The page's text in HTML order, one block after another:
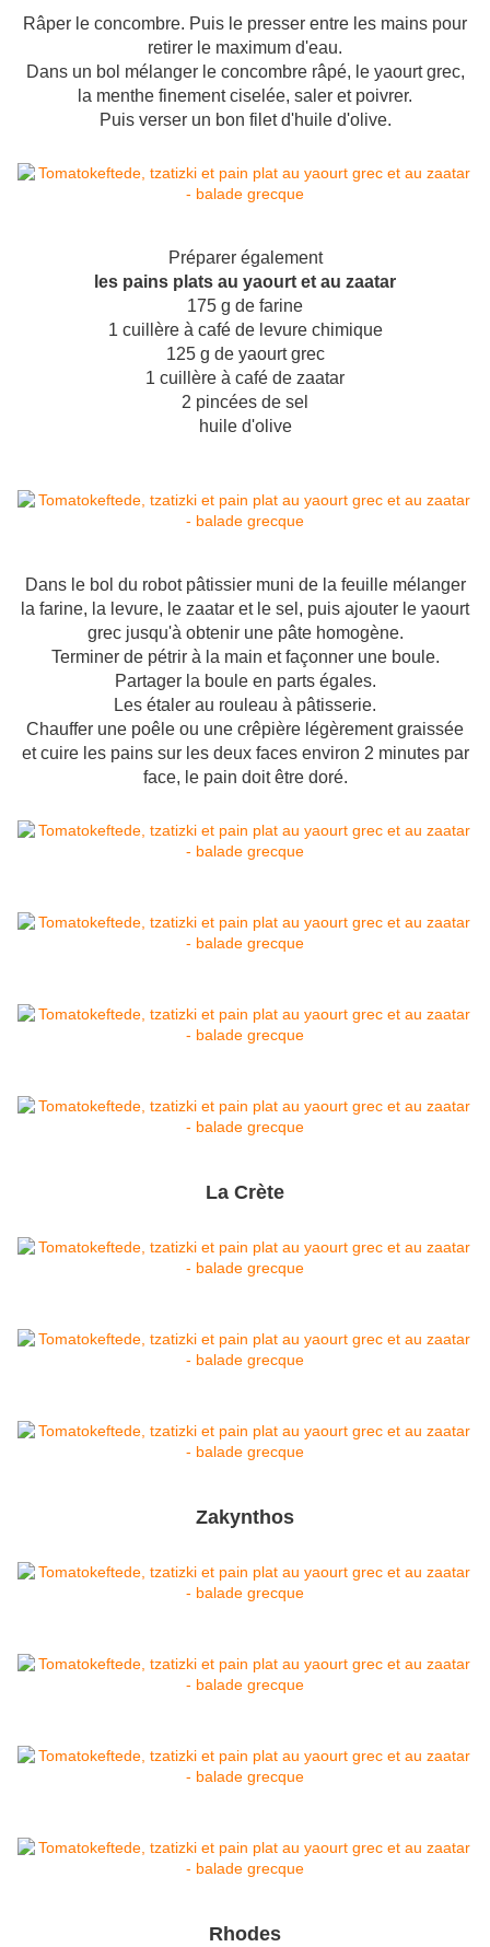
Râper le concombre. Puis le presser entre les mains pour
retirer le maximum d'eau.
Dans un bol mélanger le concombre râpé, le yaourt grec,
la menthe finement ciselée, saler et poivrer.
Puis verser un bon filet d'huile d'olive.
Préparer également
les pains plats au yaourt et au zaatar
175 g de farine
1 cuillère à café de levure chimique
125 g de yaourt grec
1 cuillère à café de zaatar
2 pincées de sel
huile d'olive
Dans le bol du robot pâtissier muni de la feuille mélanger
la farine, la levure, le zaatar et le sel, puis ajouter le yaourt
grec jusqu'à obtenir une pâte homogène.
Terminer de pétrir à la main et façonner une boule.
Partager la boule en parts égales.
Les étaler au rouleau à pâtisserie.
Chauffer une poêle ou une crêpière légèrement graissée
et cuire les pains sur les deux faces environ 2 minutes par
face, le pain doit être doré.
La Crète
Zakynthos
Rhodes